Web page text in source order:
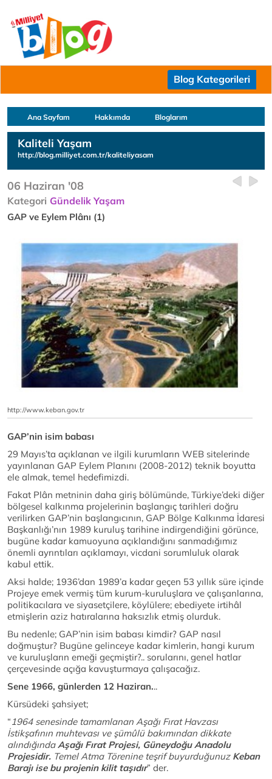
Blog Kategorileri
Ana Sayfam Hakkımda Bloglarım
Kaliteli Yaşam
http://blog.milliyet.com.tr/kaliteliyasam
06 Haziran '08
Kategori Gündelik Yaşam
GAP ve Eylem Plânı (1)
http://www.keban.gov.tr
GAP’nin isim babası
29 Mayıs’ta açıklanan ve ilgili kurumların WEB sitelerinde
yayınlanan GAP Eylem Planını (2008-2012) teknik boyutta
ele almak, temel hedefimizdi.
Fakat Plân metninin daha giriş bölümünde, Türkiye’deki diğer
bölgesel kalkınma projelerinin başlangıç tarihleri doğru
verilirken GAP’nin başlangıcının, GAP Bölge Kalkınma İdaresi
Başkanlığı’nın 1989 kuruluş tarihine indirgendiğini görünce,
bugüne kadar kamuoyuna açıklandığını sanmadığımız
önemli ayrıntıları açıklamayı, vicdani sorumluluk olarak
kabul ettik.
Aksi halde; 1936’dan 1989’a kadar geçen 53 yıllık süre içinde
Projeye emek vermiş tüm kurum-kuruluşlara ve çalışanlarına,
politikacılara ve siyasetçilere, köylülere; ebediyete irtihâl
etmişlerin aziz hatıralarına haksızlık etmiş olurduk.
Bu nedenle; GAP’nin isim babası kimdir? GAP nasıl
doğmuştur? Bugüne gelinceye kadar kimlerin, hangi kurum
ve kuruluşların emeği geçmiştir?.. sorularını, genel hatlar
çerçevesinde açığa kavuşturmaya çalışacağız.
Sene 1966, günlerden 12 Haziran...
Kürsüdeki şahsiyet;
“1964 senesinde tamamlanan Aşağı Fırat Havzası
İstikşafının muhtevası ve şümûlü bakımından dikkate
alındığındaAşağı Fırat Projesi, Güneydoğu Anadolu
Projesidir. Temel Atma Törenine teşrif buyurduğunuz Keban
Barajı ise bu projenin kilit taşıdır” der.